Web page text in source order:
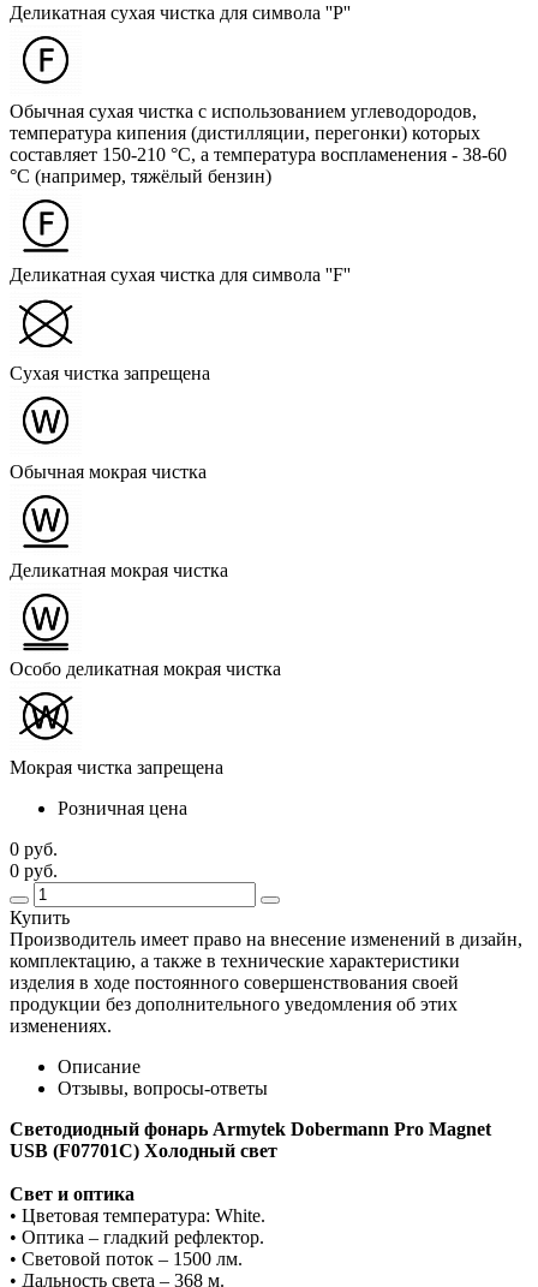
Деликатная сухая чистка для символа ''P''
Обычная сухая чистка с использованием углеводородов,
температура кипения (дистилляции, перегонки) которых
составляет 150-210 °C, а температура воспламенения - 38-60
°C (например, тяжёлый бензин)
Деликатная сухая чистка для символа ''F''
Сухая чистка запрещена
Обычная мокрая чистка
Деликатная мокрая чистка
Особо деликатная мокрая чистка
Мокрая чистка запрещена
Розничная цена
0 руб.
0 руб.
Купить
Производитель имеет право на внесение изменений в дизайн,
комплектацию, а также в технические характеристики
изделия в ходе постоянного совершенствования своей
продукции без дополнительного уведомления об этих
изменениях.
Описание
Отзывы, вопросы-ответы
Светодиодный фонарь Armytek Dobermann Pro Magnet
USB (F07701C) Холодный свет
Свет и оптика
• Цветовая температура: White.
• Оптика – гладкий рефлектор.
• Световой поток – 1500 лм.
• Дальность света – 368 м.